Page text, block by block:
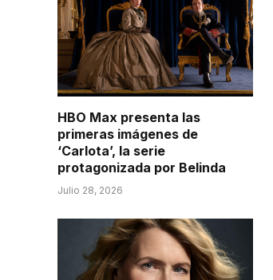
HBO Max presenta las
primeras imágenes de
‘Carlota’, la serie
protagonizada por Belinda
Julio 28, 2026